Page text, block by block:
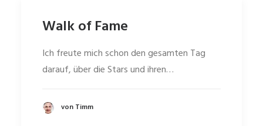
Walk of Fame
Ich freute mich schon den gesamten Tag
darauf, über die Stars und ihren…
von Timm